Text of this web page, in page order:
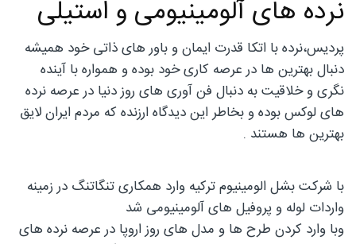
نرده های آلومینیومی و‌ استیلی
پردیس،نرده با اتکا قدرت ایمان و باور های ذاتی خود همیشه
دنبال بهترین ها در عرصه کاری خود بوده و‌ همواره با آینده
نگری و خلاقیت به دنبال فن آوری های روز دنیا در عرصه نرده
های لوکس بوده و بخاطر این دیدگاه ارزنده که مردم ایران لایق
بهترین ها هستند .
با شرکت بشل الومینیوم ترکیه وارد همکاری تنگاتنگ در زمینه
واردات لوله و‌ پروفیل های آلومینیومی شد
و‌با وارد کردن طرح ها و‌ مدل های روز اروپا در عرصه نرده های